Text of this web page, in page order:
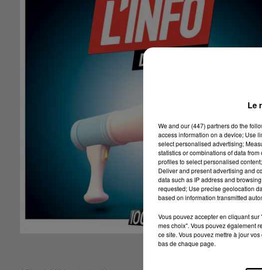
Le
We and our (447) partnersdo the
access information on a device; Use
select personalised advertising;
statistics or combinations of data
profiles to select personalised
Deliver and present advertising and
data such as IP address and
requested; Use precise geolocation
based on information transmitted
Vous pouvez accepter en cliquant
mes choix". Vous pouvez également
ce site. Vous pouvez mettre à jour
bas de chaque page.